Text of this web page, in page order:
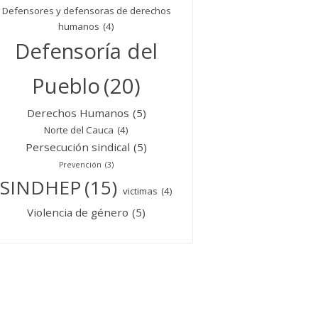
Defensores y defensoras de derechos
humanos (4)
Defensoría del
Pueblo(20)
Derechos Humanos (5)
Norte del Cauca (4)
Persecución sindical (5)
Prevención (3)
SINDHEP(15) victimas (4)
Violencia de género (5)